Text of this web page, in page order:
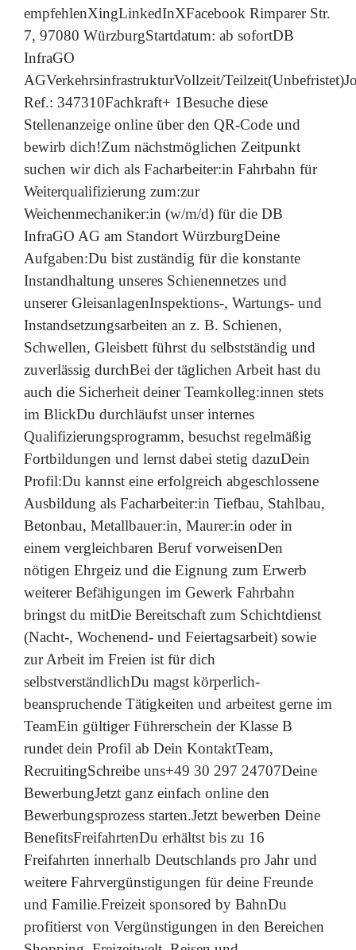
empfehlenXingLinkedInXFacebook Rimparer Str.
7, 97080 WürzburgStartdatum: ab sofortDB
InfraGO
AGVerkehrsinfrastrukturVollzeit/
Ref.: 347310Fachkraft+ 1Besuche diese
Stellenanzeige online über den QR-Code und
bewirb dich!Zum nächstmöglichen Zeitpunkt
suchen wir dich als Facharbeiter:in Fahrbahn für
Weiterqualifizierung zum:zur
Weichenmechaniker:in (w/m/d) für die DB
InfraGO AG am Standort WürzburgDeine
Aufgaben:Du bist zuständig für die konstante
Instandhaltung unseres Schienennetzes und
unserer GleisanlagenInspektions-, Wartungs- und
Instandsetzungsarbeiten an z. B. Schienen,
Schwellen, Gleisbett führst du selbstständig und
zuverlässig durchBei der täglichen Arbeit hast du
auch die Sicherheit deiner Teamkolleg:innen stets
im BlickDu durchläufst unser internes
Qualifizierungsprogramm, besuchst regelmäßig
Fortbildungen und lernst dabei stetig dazuDein
Profil:Du kannst eine erfolgreich abgeschlossene
Ausbildung als Facharbeiter:in Tiefbau, Stahlbau,
Betonbau, Metallbauer:in, Maurer:in oder in
einem vergleichbaren Beruf vorweisenDen
nötigen Ehrgeiz und die Eignung zum Erwerb
weiterer Befähigungen im Gewerk Fahrbahn
bringst du mitDie Bereitschaft zum Schichtdienst
(Nacht-, Wochenend- und Feiertagsarbeit) sowie
zur Arbeit im Freien ist für dich
selbstverständlichDu magst körperlich-
beanspruchende Tätigkeiten und arbeitest gerne im
TeamEin gültiger Führerschein der Klasse B
rundet dein Profil ab Dein KontaktTeam,
RecruitingSchreibe uns+49 30 297 24707Deine
BewerbungJetzt ganz einfach online den
Bewerbungsprozess starten.Jetzt bewerben Deine
BenefitsFreifahrtenDu erhältst bis zu 16
Freifahrten innerhalb Deutschlands pro Jahr und
weitere Fahrvergünstigungen für deine Freunde
und Familie.Freizeit sponsored by BahnDu
profitierst von Vergünstigungen in den Bereichen